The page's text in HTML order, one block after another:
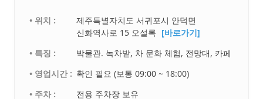
• 위치 :
제주특별자치도 서귀포시 안덕면
신화역사로 15 오설록 [바로가기]
• 특징 :
박물관. 녹차밭, 차 문화 체험, 전망대, 카페
• 영업시간 : 확인 필요 (보통 09:00 ~ 18:00)
• 주차 :
전용 주차장 보유